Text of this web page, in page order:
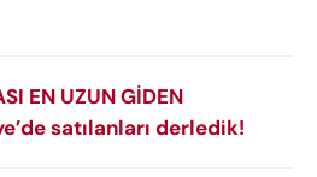
EN UZUN GİDEN
satılanları derledik!